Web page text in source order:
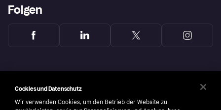
Folgen
Cookies und Datenschutz
Wir verwenden Cookies, um den Betrieb der Website zu